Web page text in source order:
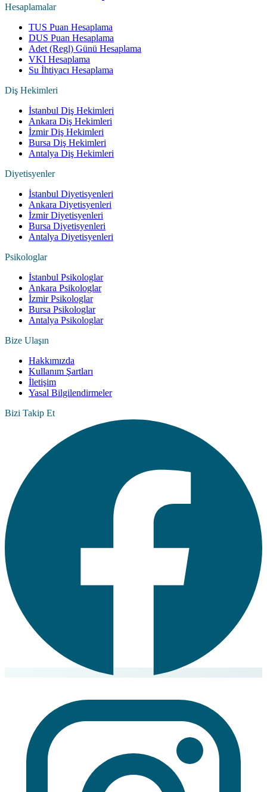
Hesaplamalar
TUS Puan Hesaplama
DUS Puan Hesaplama
Adet (Regl) Günü Hesaplama
VKI Hesaplama
Su İhtiyacı Hesaplama
Diş Hekimleri
İstanbul Diş Hekimleri
Ankara Diş Hekimleri
İzmir Diş Hekimleri
Bursa Diş Hekimleri
Antalya Diş Hekimleri
Diyetisyenler
İstanbul Diyetisyenleri
Ankara Diyetisyenleri
İzmir Diyetisyenleri
Bursa Diyetisyenleri
Antalya Diyetisyenleri
Psikologlar
İstanbul Psikologlar
Ankara Psikologlar
İzmir Psikologlar
Bursa Psikologlar
Antalya Psikologlar
Bize Ulaşın
Hakkımızda
Kullanım Şartları
İletişim
Yasal Bilgilendirmeler
Bizi Takip Et